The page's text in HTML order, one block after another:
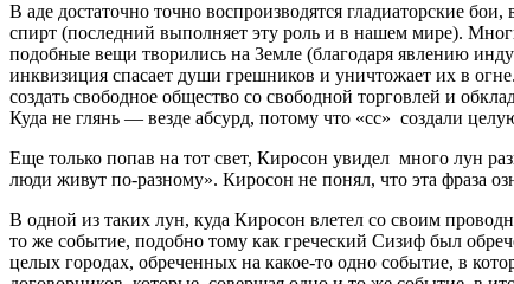
В аде достаточно точно воспроизводятся гладиаторские
спирт (последний выполняет эту роль и в нашем мире).
подобные вещи творились на Земле (благодаря явлению
инквизиция спасает души грешников и уничтожает их в
создать свободное общество со свободной торговлей и
Куда не глянь — везде абсурд, потому что «сс» создали
Еще только попав на тот свет, Киросон увидел много лун
люди живут по-разному». Киросон не понял, что эта фраза
В одной из таких лун, куда Киросон влетел со своим
то же событие, подобно тому как греческий Сизиф был
целых городах, обреченных на какое-то одно событие, в